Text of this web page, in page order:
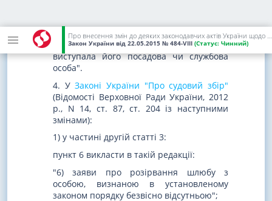
Про внесення змін до деяких законодавчих актів України щодо сплати судового збору
Закон України від 22.05.2015 № 484-VIII (Статус: Чинний)
повноважень, що виступав стороною у
справі, або якщо стороною у справі
виступала його посадова чи службова
особа".
4. УЗаконі України "Про судовий збір"
(Відомості Верховної Ради України, 2012
р., N 14, ст. 87, ст. 204 із наступними
змінами):
1) у частині другій статті 3:
пункт 6 викласти в такій редакції:
"6) заяви про розірвання шлюбу з
особою, визнаною в установленому
законом порядку безвісно відсутньою";